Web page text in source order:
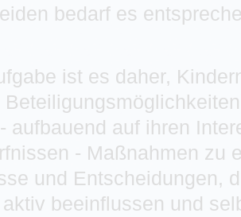
bedarf es
ist es daher,
aufbauend auf ihren
- Maßnahmen zu
und Entscheidungen,
beeinflussen und